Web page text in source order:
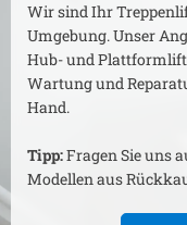
Wir sind Ihr
Umgebung. Unser
Hub- und
Wartung und
Hand.
Tipp:Fragen Sie uns
Modellen aus